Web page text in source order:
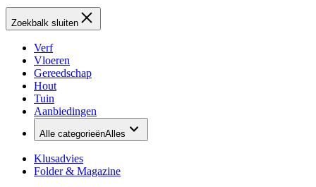
Zoekbalk sluiten
Verf
Vloeren
Gereedschap
Hout
Tuin
Aanbiedingen
Alle categorieënAlles
Klusadvies
Folder & Magazine